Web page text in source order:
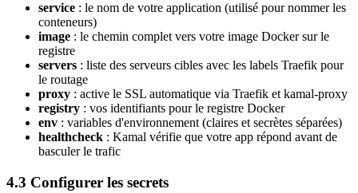
service : le nom de votre application (utilisé pour nommer les
conteneurs)
image : le chemin complet vers votre image Docker sur le
registre
servers : liste des serveurs cibles avec les labels Traefik pour
le routage
proxy : active le SSL automatique via Traefik et kamal-proxy
registry : vos identifiants pour le registre Docker
env : variables d'environnement (claires et secrètes séparées)
healthcheck : Kamal vérifie que votre app répond avant de
basculer le trafic
4.3 Configurer les secrets